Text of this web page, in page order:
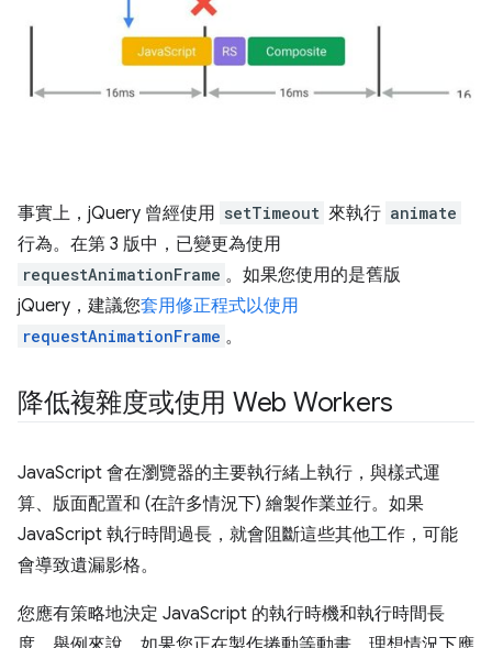
事實上，jQuery 曾經使用 setTimeout 來執行 animate
行為。在第 3 版中，已變更為使用
requestAnimationFrame 。如果您使用的是舊版
jQuery，建議您套用修正程式以使用
requestAnimationFrame 。
降低複雜度或使用 Web Workers
JavaScript 會在瀏覽器的主要執行緒上執行，與樣式運
算、版面配置和 (在許多情況下) 繪製作業並行。如果
JavaScript 執行時間過長，就會阻斷這些其他工作，可能
會導致遺漏影格。
您應有策略地決定 JavaScript 的執行時機和執行時間長